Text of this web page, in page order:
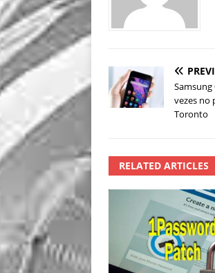
Samsung
vezes no
Toronto
RELATED ARTICLES